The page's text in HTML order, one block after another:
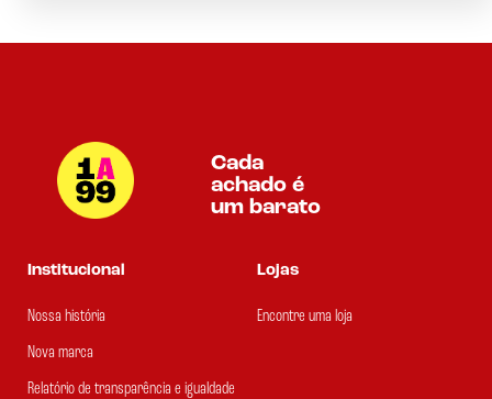
Cada
achado é
um barato
Institucional
Nossa história
Nova marca
Relatório de transparência e igualdade
Lojas
Encontre uma loja